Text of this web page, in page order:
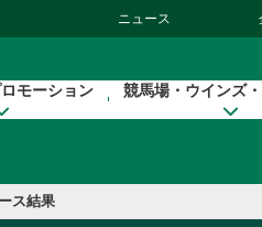
ニュース
モーション 競馬場・ウインズ
ス結果